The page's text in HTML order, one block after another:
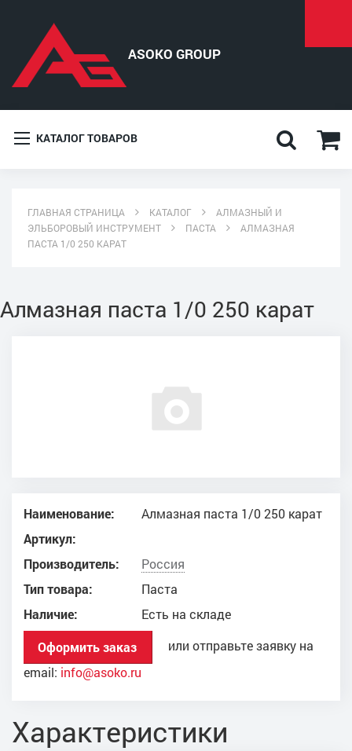
КАТАЛОГ ТОВАРОВ
ГЛАВНАЯ СТРАНИЦА КАТАЛОГ
АЛМАЗНЫЙ И
ЭЛЬБОРОВЫЙ ИНСТРУМЕНТ
ПАСТА
АЛМАЗНАЯ
ПАСТА 1/0 250 КАРАТ
Алмазная паста 1/0 250 карат
Наименование:
Алмазная паста 1/0 250 карат
Артикул:
Производитель:
Россия
Тип товара:
Паста
Наличие:
Есть на складе
Оформить заказ
или отправьте заявку на
email: info@asoko.ru
Характеристики